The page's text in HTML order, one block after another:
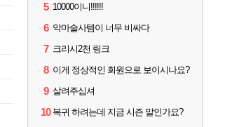
5 10000이니!!!!!!
6 악마술사템이 너무 비싸다
7 크리시2천 링크
8 이게 정상적인 회원으로 보이시나요?
9 살려주십셔
10 복귀 하려는데 지금 시즌 말인가요?